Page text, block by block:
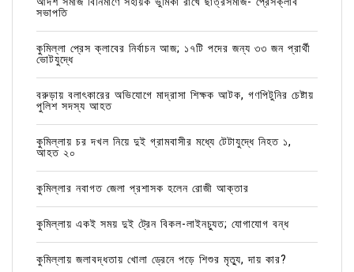
সভাপতি
কুমিল্লা প্রেস ক্লাবের নির্বাচন আজ; ১৭টি পদের জন্য ৩৩ জন প্রার্থী
ভোটযুদ্ধে
বরুড়ায় বলাৎকারের অভিযোগে মাদ্রাসা শিক্ষক আটক, গণপিটুনির চেষ্টায়
পুলিশ সদস্য আহত
কুমিল্লায় চর দখল নিয়ে দুই গ্রামবাসীর মধ্যে টেটাযুদ্ধে নিহত ১,
আহত ২০
কুমিল্লার নবাগত জেলা প্রশাসক হলেন রোজী আক্তার
কুমিল্লায় একই সময় দুই ট্রেন বিকল-লাইনচ্যুত; যোগাযোগ বন্ধ
কুমিল্লায় জলাবদ্ধতায় খোলা ড্রেনে পড়ে শিশুর মৃত্যু, দায় কার?